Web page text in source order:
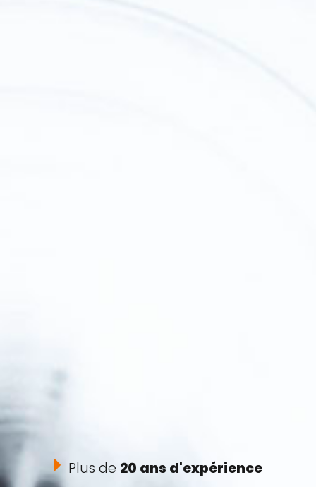
Plus de 20 ans d'expérience